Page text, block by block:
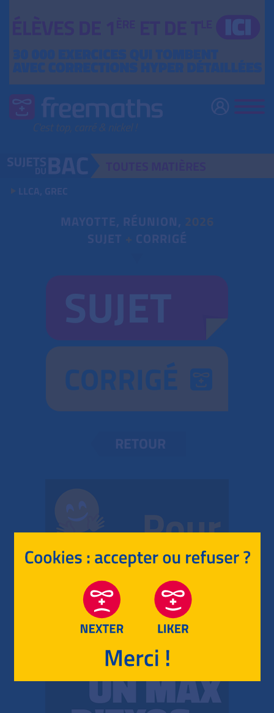
LLCA, GREC
MAYOTTE, RÉUNION, 2026
SUJET + CORRIGÉ
CORRIGÉ
RETOUR